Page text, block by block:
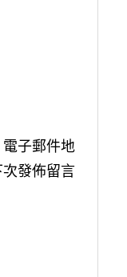
子郵件地
發佈留言